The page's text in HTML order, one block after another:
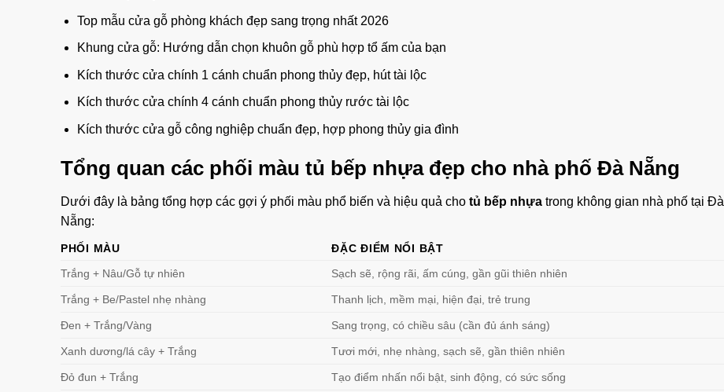
Top mẫu cửa gỗ phòng khách đẹp sang trọng nhất 2026
Khung cửa gỗ: Hướng dẫn chọn khuôn gỗ phù hợp tổ ấm của bạn
Kích thước cửa chính 1 cánh chuẩn phong thủy đẹp, hút tài lộc
Kích thước cửa chính 4 cánh chuẩn phong thủy rước tài lộc
Kích thước cửa gỗ công nghiệp chuẩn đẹp, hợp phong thủy gia đình
Tổng quan các phối màu tủ bếp nhựa đẹp cho nhà phố Đà Nẵng
Dưới đây là bảng tổng hợp các gợi ý phối màu phổ biến và hiệu quả cho tủ bếp nhựa trong không gian nhà phố tại Đà
Nẵng:
PHỐI MÀU
ĐẶC ĐIỂM NỔI BẬT
Trắng + Nâu/Gỗ tự nhiên
Sạch sẽ, rộng rãi, ấm cúng, gần gũi thiên nhiên
Trắng + Be/Pastel nhẹ nhàng Thanh lịch, mềm mại, hiện đại, trẻ trung
Đen + Trắng/Vàng Sang trọng, có chiều sâu (cần đủ ánh sáng)
Xanh dương/lá cây + Trắng Tươi mới, nhẹ nhàng, sạch sẽ, gần thiên nhiên
Đỏ đun + Trắng Tạo điểm nhấn nổi bật, sinh động, có sức sống